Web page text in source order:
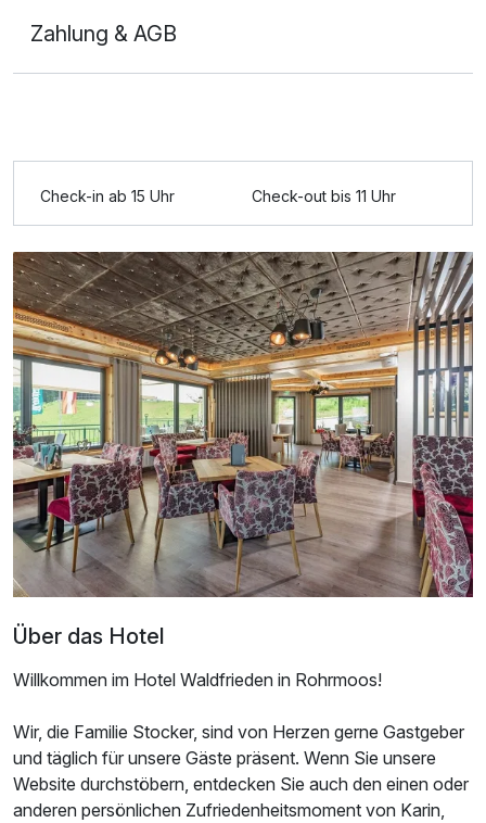
Doppelzimmer Deluxe
2 Erwachsene
Ausstattung
Zahlung & AGB
Check-in ab 15 Uhr Check-out bis 11 Uhr
Über das Hotel
Willkommen im Hotel Waldfrieden in Rohrmoos!
Wir, die Familie Stocker, sind von Herzen gerne Gastgeber
und täglich für unsere Gäste präsent. Wenn Sie unsere
Website durchstöbern, entdecken Sie auch den einen oder
anderen persönlichen Zufriedenheitsmoment von Karin,